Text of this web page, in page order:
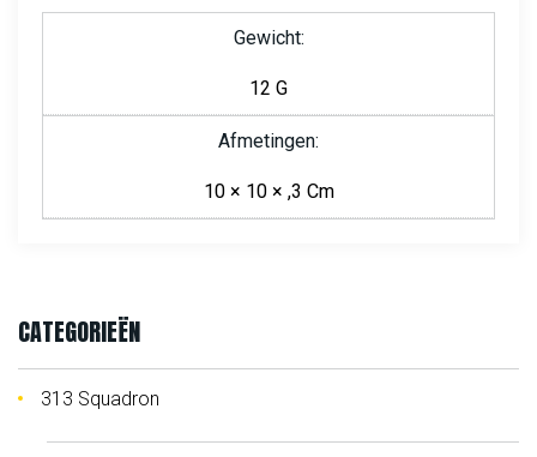
Gewicht
12 G
Afmetingen
10 × 10 × ,3 Cm
CATEGORIEËN
313 Squadron